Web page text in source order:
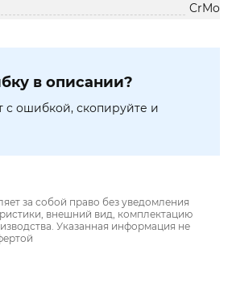
CrMo
в описании?
с ошибкой, скопируйте и
за собой право без уведомления
внешний вид, комплектацию
Указанная информация не